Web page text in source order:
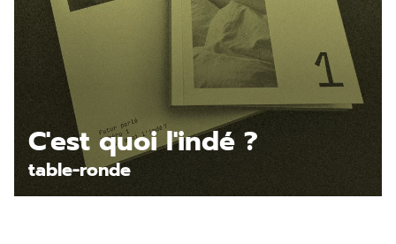
C'est quoi l'indé ?
table-ronde
En savoir plus